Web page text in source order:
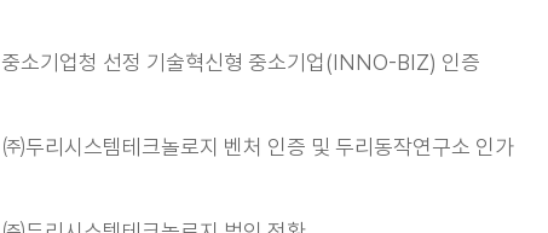
중소기업청 선정 기술혁신형 중소기업(INNO-BIZ) 인증
㈜두리시스템테크놀로지 벤처 인증 및 두리동작연구소 인가